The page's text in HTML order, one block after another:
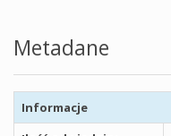
Metadane
Informacje